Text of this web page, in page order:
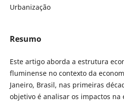
Urbanização
Resumo
Este artigo aborda a estrutura
fluminense no contexto da
Janeiro, Brasil, nas primeiras
objetivo é analisar os impactos